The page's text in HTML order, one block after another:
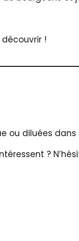
découvrir !
ou diluées dans
?